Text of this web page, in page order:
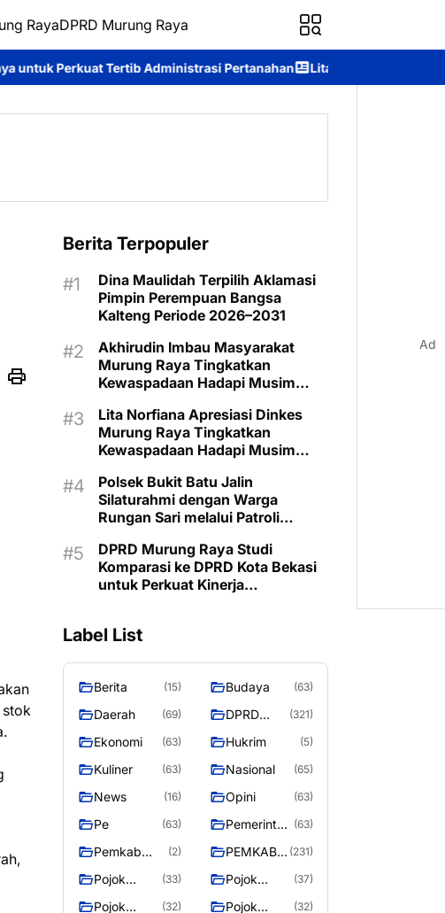
RayaDPRD Murung Raya
Pertanahan Lita Norfiana Apresiasi Dinkes Murung Raya
Berita Terpopuler
Dina Maulidah Terpilih Aklamasi
Pimpin Perempuan Bangsa
Kalteng Periode 2026–2031
Akhirudin Imbau Masyarakat
Murung Raya Tingkatkan
Kewaspadaan Hadapi Musim
Lita Norfiana Apresiasi Dinkes
Murung Raya Tingkatkan
Kewaspadaan Hadapi Musim
Polsek Bukit Batu Jalin
Silaturahmi dengan Warga
Rungan Sari melalui Patroli
DPRD Murung Raya Studi
Komparasi ke DPRD Kota Bekasi
untuk Perkuat Kinerja
Label List
Berita (15) Budaya (63)
Daerah (69)
DPRD
RAYA
(321)
Ekonomi (63) Hukrim (5)
Kuliner (63) Nasional (65)
News (16) Opini (63)
Pe (63)
Pemerintah (63)
Pemkab
Raya
(2)
PEMKAB
RAYA
(231)
Pojok
(33)
Pojok
(37)
Pojok
(32)
Pojok
(32)
Ad